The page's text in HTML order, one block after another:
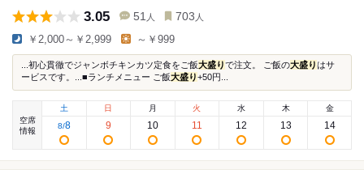
3.05 51 人 703 人
￥2,000～￥2,999 ～￥999
...初心貫徹でジャンボチキンカツ定食をご飯大盛りで注文。 ご飯の大盛りはサ
ービスです。...■ランチメニュー ご飯大盛り+50円...
空席
情報
土
8/8
日
9
月
10
火
11
水
12
木
13
金
14